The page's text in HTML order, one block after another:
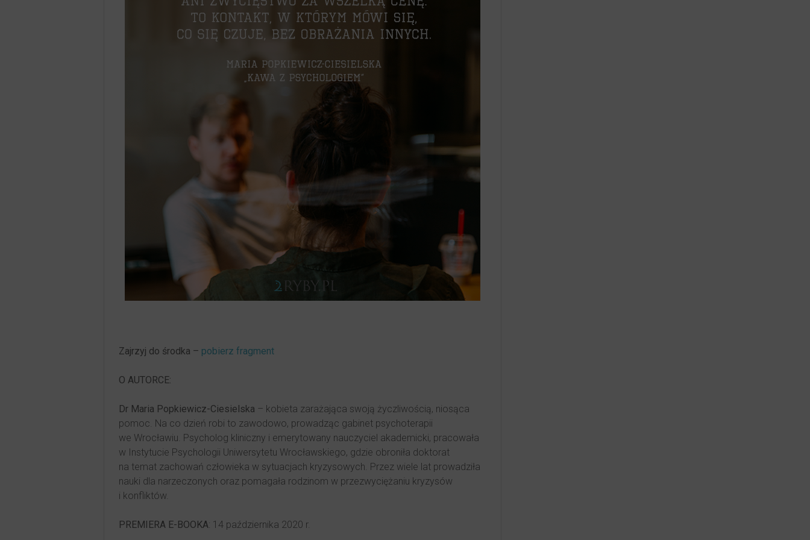
Zajrzyj do środka – pobierz fragment
O AUTORCE:
Dr Maria Popkiewicz-Ciesielska – kobieta zarażająca swoją życzliwością, niosąca
pomoc. Na co dzień robi to zawodowo, prowadząc gabinet psychoterapii
we Wrocławiu. Psycholog kliniczny i emerytowany nauczyciel akademicki, pracowała
w Instytucie Psychologii Uniwersytetu Wrocławskiego, gdzie obroniła doktorat
na temat zachowań człowieka w sytuacjach kryzysowych. Przez wiele lat prowadziła
nauki dla narzeczonych oraz pomagała rodzinom w przezwyciężaniu kryzysów
i konfliktów.
PREMIERA E-BOOKA: 14 października 2020 r.